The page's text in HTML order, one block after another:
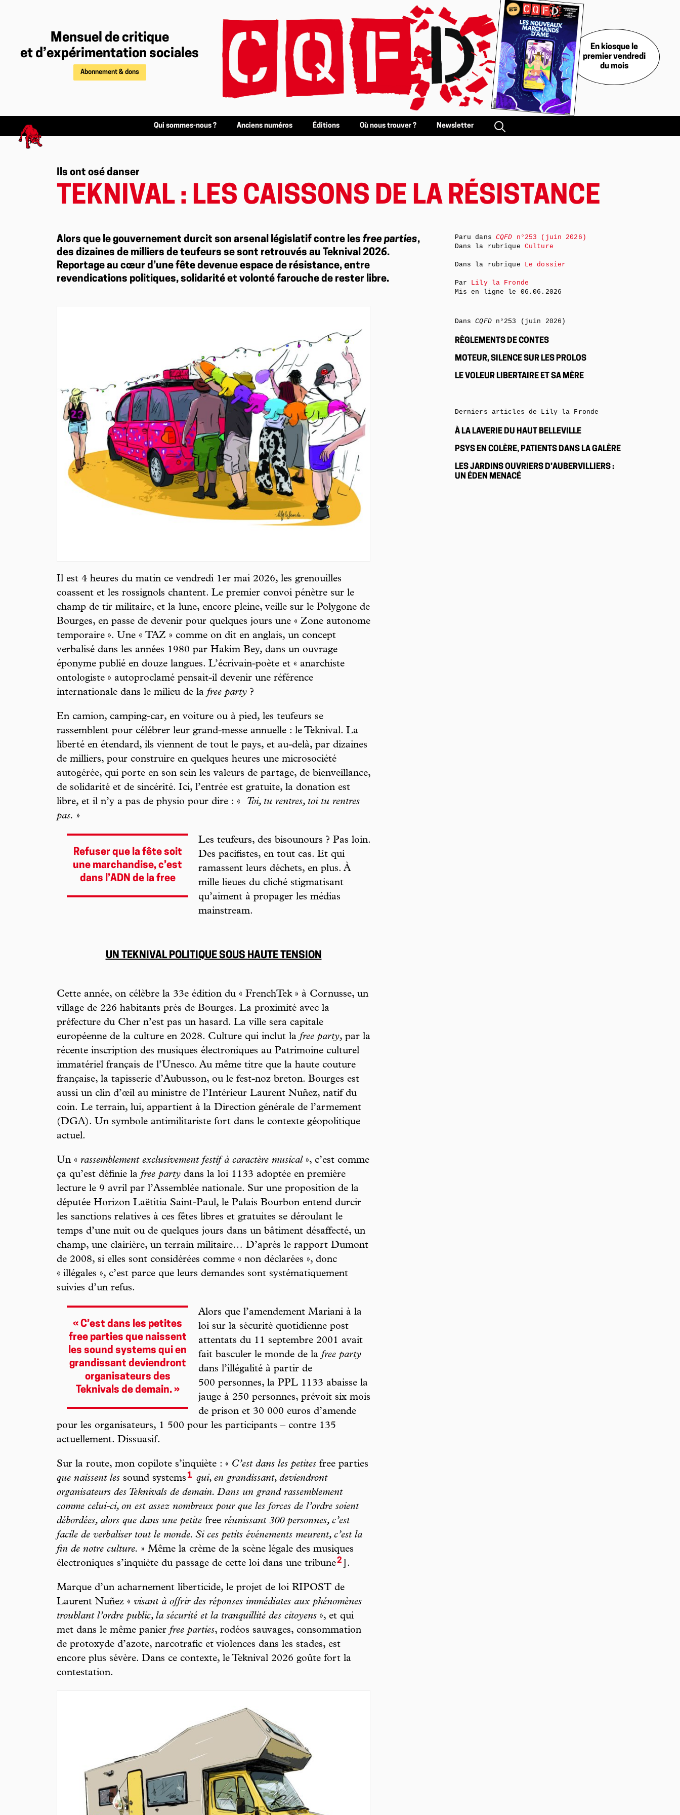
Mensuel de critique
et d’expérimentation sociales
Abonnement & dons
En kiosque le
premier vendredi
du mois
Qui sommes-nous ? Anciens numéros Éditions Où nous trouver ? Newsletter
Ils ont osé danser
TEKNIVAL : LES CAISSONS DE LA RÉSISTANCE
Alors que le gouvernement durcit son arsenal législatif contre les free parties,
des dizaines de milliers de teufeurs se sont retrouvés au Teknival 2026.
Reportage au cœur d’une fête devenue espace de résistance, entre
revendications politiques, solidarité et volonté farouche de rester libre.
Il est 4 heures du matin ce vendredi 1er mai 2026, les grenouilles
coassent et les rossignols chantent. Le premier convoi pénètre sur le
champ de tir militaire, et la lune, encore pleine, veille sur le Polygone de
Bourges, en passe de devenir pour quelques jours une « Zone autonome
temporaire ». Une « TAZ » comme on dit en anglais, un concept
verbalisé dans les années 1980 par Hakim Bey, dans un ouvrage
éponyme publié en douze langues. L’écrivain-poète et « anarchiste
ontologiste » autoproclamé pensait-il devenir une référence
internationale dans le milieu de la free party ?
En camion, camping-car, en voiture ou à pied, les teufeurs se
rassemblent pour célébrer leur grand-messe annuelle : le Teknival. La
liberté en étendard, ils viennent de tout le pays, et au-delà, par dizaines
de milliers, pour construire en quelques heures une microsociété
autogérée, qui porte en son sein les valeurs de partage, de bienveillance,
de solidarité et de sincérité. Ici, l’entrée est gratuite, la donation est
libre, et il n’y a pas de physio pour dire : «
Toi, tu rentres, toi tu rentres
pas. »
Refuser que la fête soit
une marchandise, c’est
dans l’ADN de la free
Les teufeurs, des bisounours ? Pas loin.
Des pacifistes, en tout cas. Et qui
ramassent leurs déchets, en plus. À
mille lieues du cliché stigmatisant
qu’aiment à propager les médias
mainstream.
UN TEKNIVAL POLITIQUE SOUS HAUTE TENSION
Cette année, on célèbre la 33e édition du « FrenchTek » à Cornusse, un
village de 226 habitants près de Bourges. La proximité avec la
préfecture du Cher n’est pas un hasard. La ville sera capitale
européenne de la culture en 2028. Culture qui inclut la free party, par la
récente inscription des musiques électroniques au Patrimoine culturel
immatériel français de l’Unesco. Au même titre que la haute couture
française, la tapisserie d’Aubusson, ou le fest-noz breton. Bourges est
aussi un clin d’œil au ministre de l’Intérieur Laurent Nuñez, natif du
coin. Le terrain, lui, appartient à la Direction générale de l’armement
(DGA). Un symbole antimilitariste fort dans le contexte géopolitique
actuel.
Un « rassemblement exclusivement festif à caractère musical », c’est comme
ça qu’est définie la free party dans la loi 1133 adoptée en première
lecture le 9 avril par l’Assemblée nationale. Sur une proposition de la
députée Horizon Laëtitia Saint-Paul, le Palais Bourbon entend durcir
les sanctions relatives à ces fêtes libres et gratuites se déroulant le
temps d’une nuit ou de quelques jours dans un bâtiment désaffecté, un
champ, une clairière, un terrain militaire… D’après le rapport Dumont
de 2008, si elles sont considérées comme « non déclarées », donc
« illégales », c’est parce que leurs demandes sont systématiquement
suivies d’un refus.
« C’est dans les petites
free parties que naissent
les sound systems qui en
grandissant deviendront
organisateurs des
Teknivals de demain. »
Alors que l’amendement Mariani à la
loi sur la sécurité quotidienne post
attentats du 11 septembre 2001 avait
fait basculer le monde de la free party
dans l’illégalité à partir de
500 personnes, la PPL 1133 abaisse la
jauge à 250 personnes, prévoit six mois
de prison et 30 000 euros d’amende
pour les organisateurs, 1 500 pour les participants – contre 135
actuellement. Dissuasif.
Sur la route, mon copilote s’inquiète : « C’est dans les petites free parties
que naissent les sound systems1 qui, en grandissant, deviendront
organisateurs des Teknivals de demain. Dans un grand rassemblement
comme celui-ci, on est assez nombreux pour que les forces de l’ordre soient
débordées, alors que dans une petite free réunissant 300 personnes, c’est
facile de verbaliser tout le monde. Si ces petits événements meurent, c’est la
fin de notre culture. » Même la crème de la scène légale des musiques
électroniques s’inquiète du passage de cette loi dans une tribune2 ].
Marque d’un acharnement liberticide, le projet de loi RIPOST de
Laurent Nuñez « visant à offrir des réponses immédiates aux phénomènes
troublant l’ordre public, la sécurité et la tranquillité des citoyens », et qui
met dans le même panier free parties, rodéos sauvages, consommation
de protoxyde d’azote, narcotrafic et violences dans les stades, est
encore plus sévère. Dans ce contexte, le Teknival 2026 goûte fort la
contestation.
Paru dans CQFD n°253 (juin 2026)
Dans la rubrique Culture
Dans la rubrique Le dossier
Par Lily la Fronde
Mis en ligne le 06.06.2026
DansCQFDn°253 (juin 2026)
RÈGLEMENTS DE CONTES
MOTEUR, SILENCE SUR LES PROLOS
LE VOLEUR LIBERTAIRE ET SA MÈRE
Derniers articles de Lily la Fronde
À LA LAVERIE DU HAUT BELLEVILLE
PSYS EN COLÈRE, PATIENTS DANS LA GALÈRE
LES JARDINS OUVRIERS D’AUBERVILLIERS :
UN ÉDEN MENACÉ